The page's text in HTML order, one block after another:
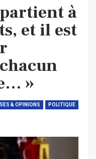
à
et il est
»
& OPINIONS POLITIQUE